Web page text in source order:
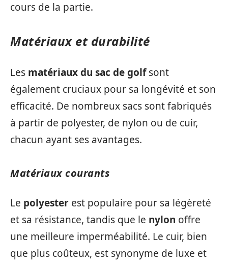
cours de la partie.
Matériaux et durabilité
Les matériaux du sac de golfsont
également cruciaux pour sa longévité et son
efficacité. De nombreux sacs sont fabriqués
à partir de polyester, de nylon ou de cuir,
chacun ayant ses avantages.
Matériaux courants
Le polyester est populaire pour sa légèreté
et sa résistance, tandis que le nylon offre
une meilleure imperméabilité. Le cuir, bien
que plus coûteux, est synonyme de luxe et